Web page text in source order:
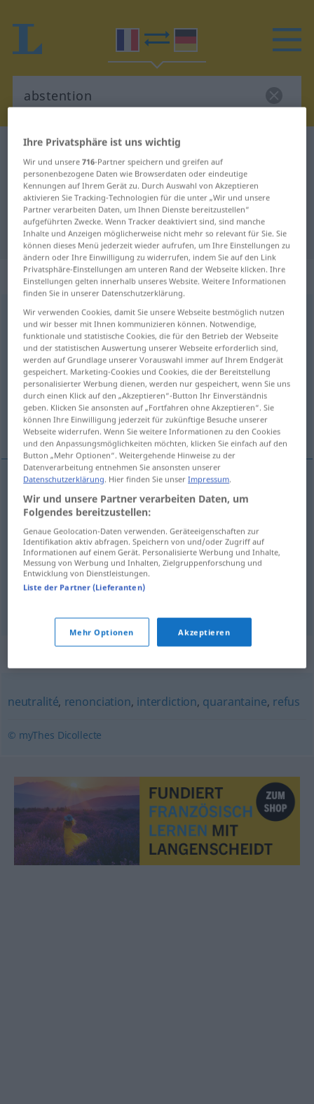
Französisch-Deutsch Wörterbuch
Französisch-Deutsch Übersetzung
für "abstention"
"abstention" Deutsch Übersetzung
„abstention“: féminin
abstention [apstɑ̃sjõ]f
Übersicht aller Übersetzungen
(Für mehr Details die Übersetzung anklicken/antippen)
Stimmenthaltung
Enthaltung, Untätigkeit
(Stimm)Enthaltungf abstention
Enthaltungf abstention
neutralité, renonciation, interdiction, quarantaine, refus
© myThes Dicollecte
Ihre Privatsphäre ist uns wichtig
Wir und unsere716-Partner speichern und greifen auf
personenbezogene Daten wie Browserdaten oder eindeutige
Kennungen auf Ihrem Gerät zu. Durch Auswahl von Akzeptieren
aktivieren Sie Tracking-Technologien für die unter „Wir und unsere
Partner verarbeiten Daten, um Ihnen Dienste bereitzustellen“
aufgeführten Zwecke. Wenn Tracker deaktiviert sind, sind manche
Inhalte und Anzeigen möglicherweise nicht mehr so relevant für Sie. Sie
können dieses Menü jederzeit wieder aufrufen, um Ihre Einstellungen zu
ändern oder Ihre Einwilligung zu widerrufen, indem Sie auf den Link
Privatsphäre-Einstellungen am unteren Rand der Webseite klicken. Ihre
Einstellungen gelten innerhalb unseres Website. Weitere Informationen
finden Sie in unserer Datenschutzerklärung.
Wir verwenden Cookies, damit Sie unsere Webseite bestmöglich nutzen
und wir besser mit Ihnen kommunizieren können. Notwendige,
funktionale und statistische Cookies, die für den Betrieb der Webseite
und der statistischen Auswertung unserer Webseite erforderlich sind,
werden auf Grundlage unserer Vorauswahl immer auf Ihrem Endgerät
gespeichert. Marketing-Cookies und Cookies, die der Bereitstellung
personalisierter Werbung dienen, werden nur gespeichert, wenn Sie uns
durch einen Klick auf den „Akzeptieren“-Button Ihr Einverständnis
geben. Klicken Sie ansonsten auf „Fortfahren ohne Akzeptieren“. Sie
können Ihre Einwilligung jederzeit für zukünftige Besuche unserer
Webseite widerrufen. Wenn Sie weitere Informationen zu den Cookies
und den Anpassungsmöglichkeiten möchten, klicken Sie einfach auf den
Button „Mehr Optionen“. Weitergehende Hinweise zu der
Datenverarbeitung entnehmen Sie ansonsten unserer
Datenschutzerklärung. Hier finden Sie unserImpressum.
Wir und unsere Partner verarbeiten Daten, um
Folgendes bereitzustellen:
Genaue Geolocation-Daten verwenden. Geräteeigenschaften zur
Identifikation aktiv abfragen. Speichern von und/oder Zugriff auf
Informationen auf einem Gerät. Personalisierte Werbung und Inhalte,
Messung von Werbung und Inhalten, Zielgruppenforschung und
Entwicklung von Dienstleistungen.
Liste der Partner (Lieferanten)
Mehr Optionen Akzeptieren